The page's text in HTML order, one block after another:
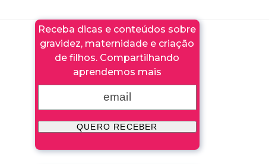
Receba dicas e conteúdos sobre
gravidez, maternidade e criação
de filhos. Compartilhando
aprendemos mais